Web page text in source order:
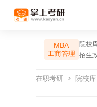
MBA
工商管理
院校
招生
在职考研 院校库